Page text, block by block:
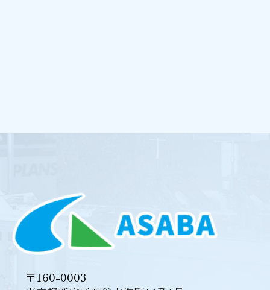
〒160-0003